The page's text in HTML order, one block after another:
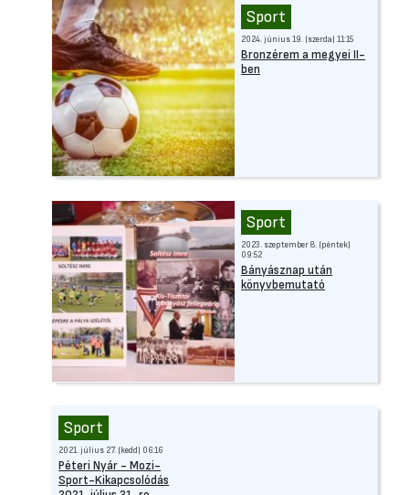
Sport
2024. június 19. (szerda) 11:15
Bronzérem a megyei II-
ben
Sport
2023. szeptember 8. (péntek)
09:52
Bányásznap után
könyvbemutató
Sport
2021. július 27. (kedd) 06:16
Péteri Nyár - Mozi-
Sport-Kikapcsolódás